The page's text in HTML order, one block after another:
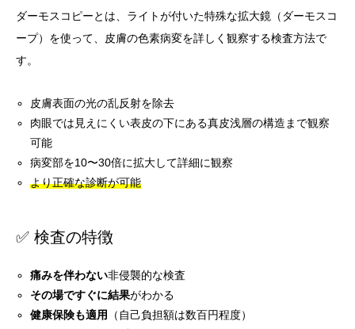
ダーモスコピーとは、ライトが付いた特殊な拡大鏡（ダーモスコ
ープ）を使って、皮膚の色素病変を詳しく観察する検査方法で
す。
皮膚表面の光の乱反射を除去
肉眼では見えにくい表皮の下にある真皮浅層の構造まで観察
可能
病変部を10〜30倍に拡大して詳細に観察
より正確な診断が可能
✅ 検査の特徴
痛みを伴わない非侵襲的な検査
その場ですぐに結果がわかる
健康保険も適用
（自己負担額は数百円程度）